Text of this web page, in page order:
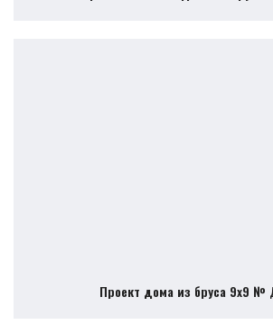
Проект дома из бруса 9х9 №